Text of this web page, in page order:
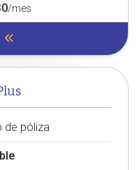
/mes
de póliza